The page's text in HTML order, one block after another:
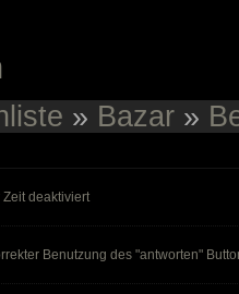
» Bazar »
deaktiviert
Benutzung des "antworten"